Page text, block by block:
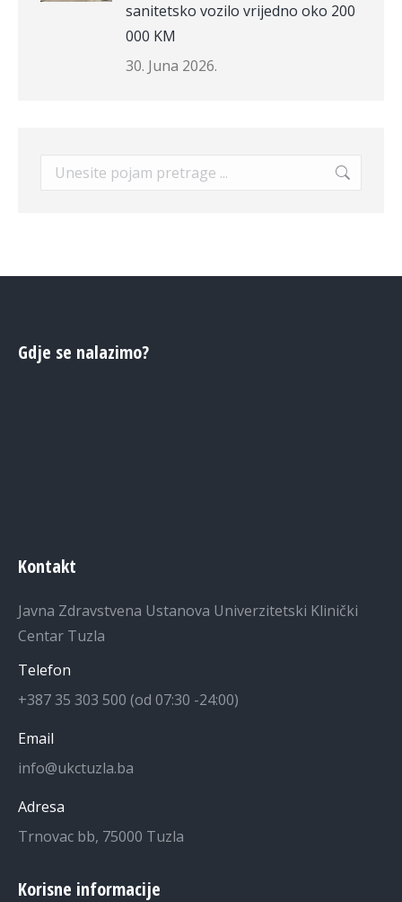
sanitetsko vozilo vrijedno oko 200
000 KM
30. Juna 2026.
Search:
Gdje se nalazimo?
Kontakt
Javna Zdravstvena Ustanova Univerzitetski Klinički
Centar Tuzla
Telefon
+387 35 303 500 (od 07:30 -24:00)
Email
info@ukctuzla.ba
Adresa
Trnovac bb, 75000 Tuzla
Korisne informacije